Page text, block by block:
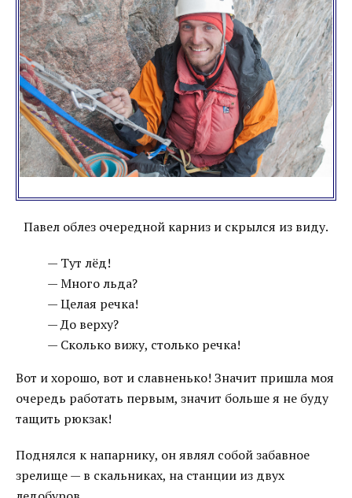
Павел облез очередной карниз и скрылся из виду.
— Тут лёд!
— Много льда?
— Целая речка!
— До верху?
— Сколько вижу, столько речка!
Вот и хорошо, вот и славненько! Значит пришла моя
очередь работать первым, значит больше я не буду
тащить рюкзак!
Поднялся к напарнику, он являл собой забавное
зрелище — в скальниках, на станции из двух